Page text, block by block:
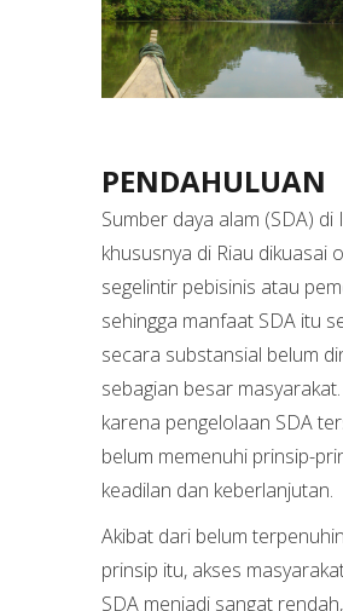
PENDAHULUAN
Sumber daya alam (SDA) di
khususnya di Riau dikuasai
segelintir pebisinis atau
sehingga manfaat SDA itu
secara substansial belum
sebagian besar
karena pengelolaan SDA
belum memenuhi prinsip-
keadilan dan keberlanjutan.
Akibat dari belum
prinsip itu, akses
SDA menjadi sangat